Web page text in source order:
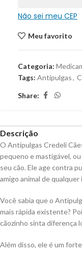
Não sei meu CEP
Meu favorito
Categoria:
Tags: Antipulgas,
Share:
Descrição
O Antipulgas Credeli
pequeno e mastigável,
seu cão. Ele age contra
amigo animal de
Você sabia que o
mais rápida existente?
cãozinho sinta diferença
Além disso, ele é um